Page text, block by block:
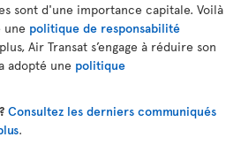
sont d'une importance capitale. Voilà
une politique de responsabilité
Air Transat s’engage à réduire son
adopté une politique
Consultez les derniers communiqués
.